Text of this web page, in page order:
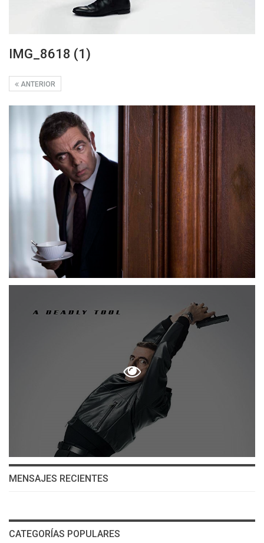
IMG_8618 (1)
ANTERIOR
MENSAJES RECIENTES
CATEGORÍAS POPULARES